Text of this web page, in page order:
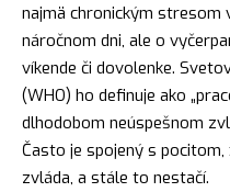
najmä chronickým stresom
náročnom dni, ale o
víkende či dovolenke.
(WHO) ho definuje ako
dlhodobom neúspešnom
Často je spojený s pocitom,
zvláda, a stále to nestačí.